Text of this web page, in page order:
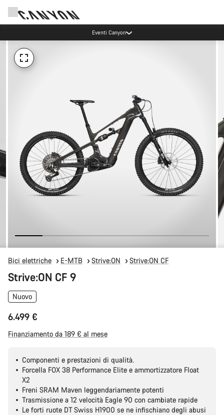
Eventi Canyon
Bici elettriche E-MTB Strive:ON Strive:ON CF
Strive:ON CF 9
Nuovo
6.499 €
Finanziamento da 189 € al mese
Componenti e prestazioni di qualità.
Forcella FOX 38 Performance Elite e ammortizzatore Float
X2
Freni SRAM Maven leggendariamente potenti
Trasmissione a 12 velocità Eagle 90 con cambiate rapide
Le forti ruote DT Swiss H1900 se ne infischiano degli abusi